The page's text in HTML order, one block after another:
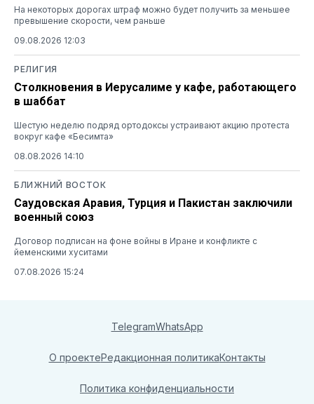
На некоторых дорогах штраф можно будет получить за меньшее
превышение скорости, чем раньше
09.08.2026 12:03
РЕЛИГИЯ
Столкновения в Иерусалиме у кафе, работающего
в шаббат
Шестую неделю подряд ортодоксы устраивают акцию протеста
вокруг кафе «Бесимта»
08.08.2026 14:10
БЛИЖНИЙ ВОСТОК
Саудовская Аравия, Турция и Пакистан заключили
военный союз
Договор подписан на фоне войны в Иране и конфликте с
йеменскими хуситами
07.08.2026 15:24
TelegramWhatsApp
О проектеРедакционная политикаКонтакты
Политика конфиденциальности